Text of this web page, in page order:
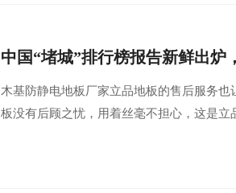
中国“堵城”排行榜报告新鲜出炉
木基防静电地板厂家立品地板的售后服务
板没有后顾之忧，用着丝毫不担心，这是